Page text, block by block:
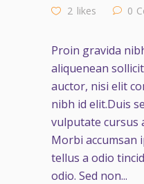
2 likes 0
Proin gravida
aliquenean
auctor, nisi elit
nibh id elit.Duis
vulputate cursus
Morbi accumsan
tellus a odio
odio. Sed non...